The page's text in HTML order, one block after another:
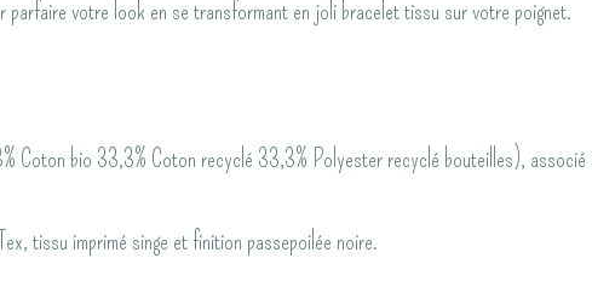
parfaire votre look en se transformant en joli bracelet tissu sur votre poignet.
Coton bio 33,3% Coton recyclé 33,3% Polyester recyclé bouteilles),
tissu imprimé singe et finition passepoilée noire.